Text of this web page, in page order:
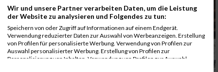
Wir und unsere Partner verarbeiten Daten, um die Leistung
der Website zu analysieren und Folgendes zu tun:
Speichern von oder Zugriff auf Informationen auf einem Endgerät.
Verwendung reduzierter Daten zur Auswahl von Werbeanzeigen. Erstellung
von Profilen für personalisierte Werbung. Verwendung von Profilen zur
Auswahl personalisierter Werbung. Erstellung von Profilen zur
Personalisierung von Inhalten. Verwendung von Profilen zur Auswahl